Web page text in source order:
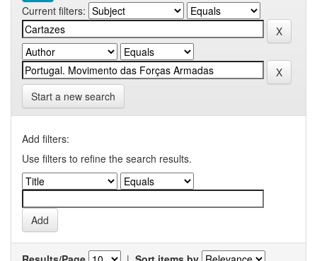
Current filters:
Start a new search
Add filters:
Use filters to refine the search results.